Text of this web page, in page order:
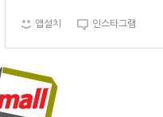
앱설치 인스타그램